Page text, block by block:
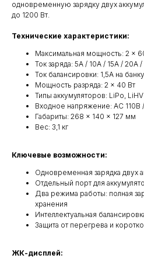
одновременную зарядку двух
до 1200 Вт.
Технические характеристики:
Максимальная мощность: 2 ×
Ток заряда: 5А / 10А / 15А / 20А
Ток балансировки: 1,5А на банку
Мощность разряда: 2 × 40 Вт
Типы аккумуляторов: LiPo,
Входное напряжение: AC 110В
Габариты: 268 × 140 × 127 мм
Вес: 3,1 кг
Ключевые возможности:
Одновременная зарядка двух
Отдельный порт для
Два режима работы: полная
хранения
Интеллектуальная
Защита от перегрева и
ЖК-дисплей: